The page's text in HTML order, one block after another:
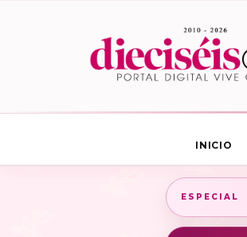
INICIO
ESPECIAL